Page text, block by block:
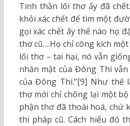
Tinh thần lối thơ ấy đã
khỏi xác chết để tìm một
gọi xác chết ấy thế nào họ
thơ cũ….Họ chỉ công kích
lối thơ – tai hại, nó vẫn
nhăn mặt của Đông Thi
của Đông Thi.”[9] Như thế
thơ mới chỉ chống lại một
phận thơ đã thoái hoá, chứ
thi pháp cũ. Cách hiểu đó